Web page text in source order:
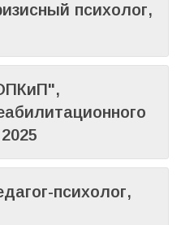
психолог,
психолог,